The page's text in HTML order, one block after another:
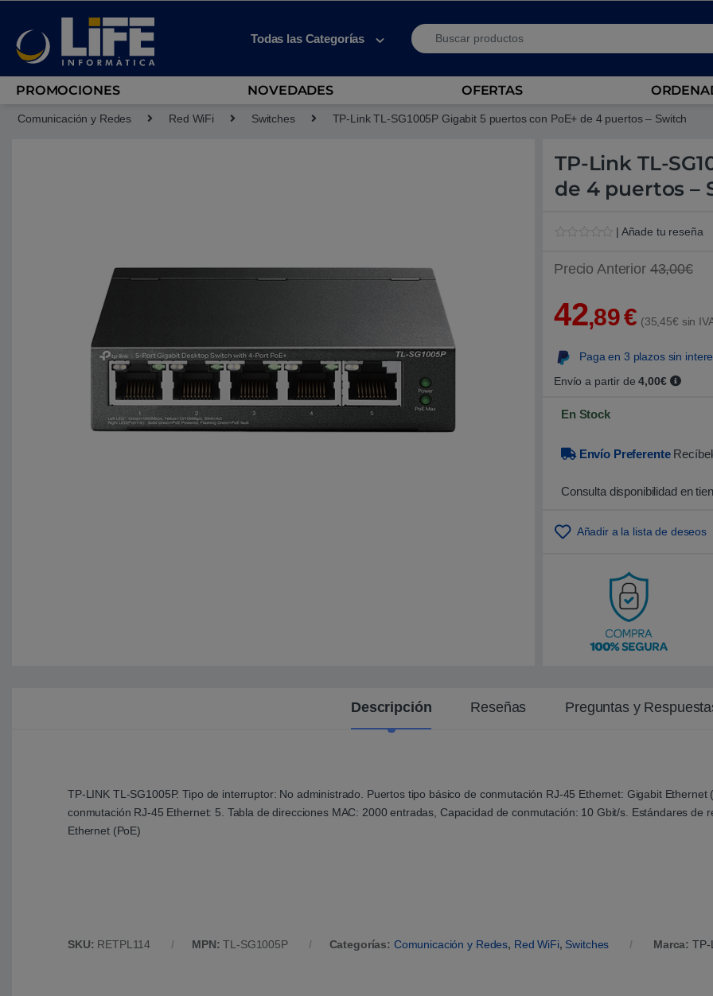
Todas las Categorías
Search for:
PROMOCIONES NOVEDADES OFERTAS
Comunicación y Redes Red WiFi Switches TP-Link TL-SG1005P Gigabit 5 puertos con PoE+ de 4 puertos – Switch
TP-Link TL-
de 4 puertos –
l
d
0
s
n
p
| Añade tu reseña
Precio Anterior 43,00€
42,89€ (35,45€ sin
Paga en 3 plazos sin
Envío a partir de4,00€
En Stock
Envío Preferente
Consulta disponibilidad en
Añadir a la lista de deseos
Descripción Reseñas Preguntas y
TP-LINK TL-SG1005P. Tipo de interruptor: No administrado. Puertos tipo básico de conmutación RJ-45 Ethernet: Gigabit
conmutación RJ-45 Ethernet: 5. Tabla de direcciones MAC: 2000 entradas, Capacidad de conmutación: 10 Gbit/s. Estándares de
Ethernet (PoE)
SKU: RETPL114 MPN:TL-SG1005P Categorías: Comunicación y Redes, Red WiFi, Switches Marca: TP-